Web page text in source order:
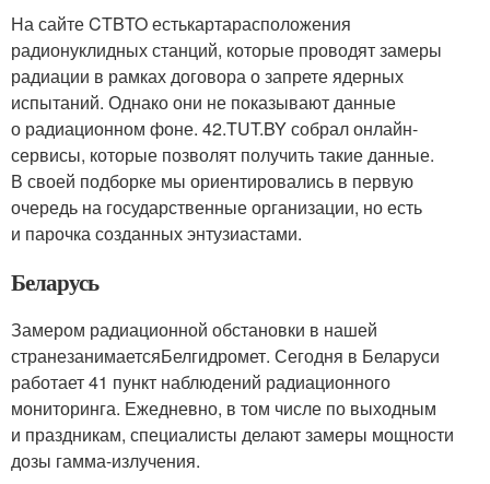
На сайте CTBTO естькартарасположения
радионуклидных станций, которые проводят замеры
радиации в рамках договора о запрете ядерных
испытаний. Однако они не показывают данные
о радиационном фоне. 42.TUT.BY собрал онлайн-
сервисы, которые позволят получить такие данные.
В своей подборке мы ориентировались в первую
очередь на государственные организации, но есть
и парочка созданных энтузиастами.
Беларусь
Замером радиационной обстановки в нашей
странезанимаетсяБелгидромет. Сегодня в Беларуси
работает 41 пункт наблюдений радиационного
мониторинга. Ежедневно, в том числе по выходным
и праздникам, специалисты делают замеры мощности
дозы гамма-излучения.